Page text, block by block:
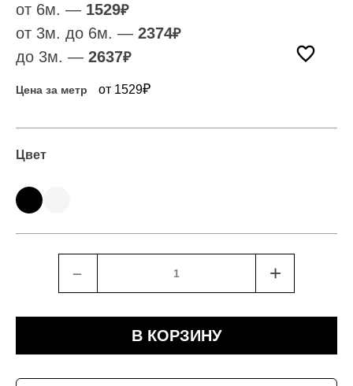
от 6м. — 1529₽
от 3м. до 6м. — 2374₽
до 3м. — 2637₽
Цена за метр от 1529₽
Цвет
﹣ +
В КОРЗИНУ